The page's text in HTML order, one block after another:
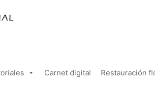
Carnet digital Restauración